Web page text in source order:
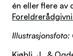
én eller flere av
Illustrasjonsfoto: